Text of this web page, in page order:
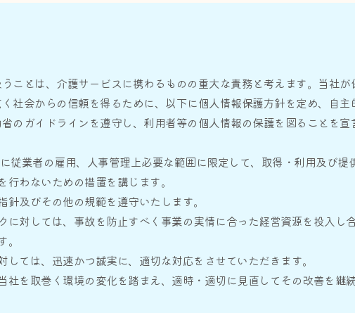
ことは、介護サービスに携わるものの重大な責務と考えます。当社
社会からの信頼を得るために、以下に個人情報保護方針を定め、自
のガイドラインを遵守し、利用者等の個人情報の保護を図ることを宣
従業者の雇用、人事管理上必要な範囲に限定して、取得・利用及び
わないための措置を講じます。
及びその他の規範を遵守いたします。
対しては、事故を防止すべく事業の実情に合った経営資源を投入し
ては、迅速かつ誠実に、適切な対応をさせていただきます。
を取巻く環境の変化を踏まえ、適時・適切に見直してその改善を継